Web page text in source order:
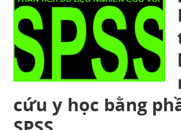
cứu y học bằng